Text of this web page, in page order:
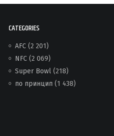
CATEGORIES
AFC(2 201)
NFC(2 069)
Super Bowl(218)
по принцип (1 438)